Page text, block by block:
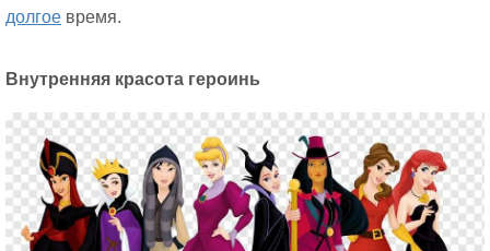
долгое время.
Внутренняя красота героинь